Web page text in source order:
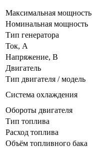
Максимальная мощность
Номинальная мощность
Тип генератора
Ток, А
Напряжение, В
Двигатель
Тип двигателя / модель
Система охлаждения
Обороты двигателя
Тип топлива
Расход топлива
Объём топливного бака